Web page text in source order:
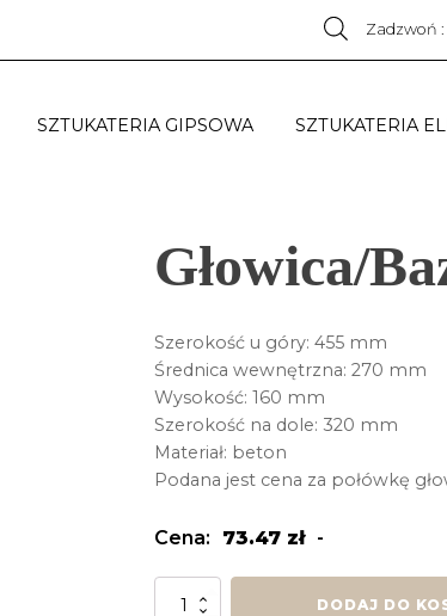
Zadzwoń :
SZTUKATERIA GIPSOWA SZTUKATERIA
Głowica/
Szerokość u góry: 455 mm
Średnica wewnętrzna: 270 mm
Wysokość: 160 mm
Szerokość na dole: 320 mm
Materiał: beton
Podana jest cena za połówkę
Cena: 73.47 zł -
ilość
DODAJ DO